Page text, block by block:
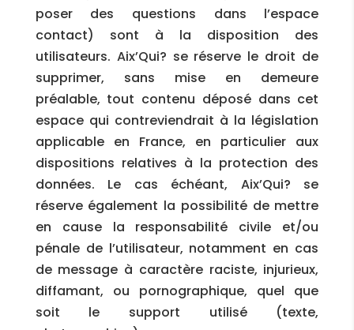
poser des questions dans l’espace
contact) sont à la disposition des
utilisateurs. Aix’Qui? se réserve le droit de
supprimer, sans mise en demeure
préalable, tout contenu déposé dans cet
espace qui contreviendrait à la législation
applicable en France, en particulier aux
dispositions relatives à la protection des
données. Le cas échéant, Aix’Qui? se
réserve également la possibilité de mettre
en cause la responsabilité civile et/ou
pénale de l’utilisateur, notamment en cas
de message à caractère raciste, injurieux,
diffamant, ou pornographique, quel que
soit le support utilisé (texte,